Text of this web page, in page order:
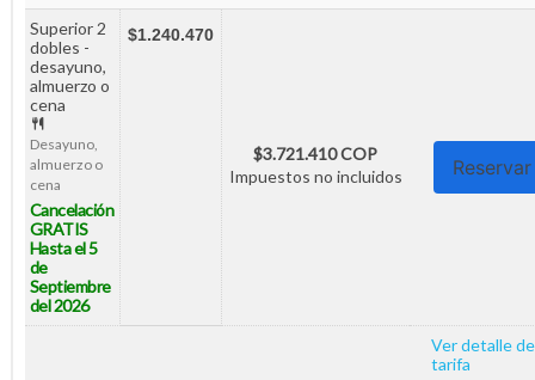
Superior 2
dobles -
desayuno,
almuerzo o
cena
Desayuno,
almuerzo o
cena
Cancelación
GRATIS
Hasta el 5
de
Septiembre
del 2026
$1.240.470
$3.721.410 COP
Impuestos no incluidos
Reservar
Ver detalle
tarifa